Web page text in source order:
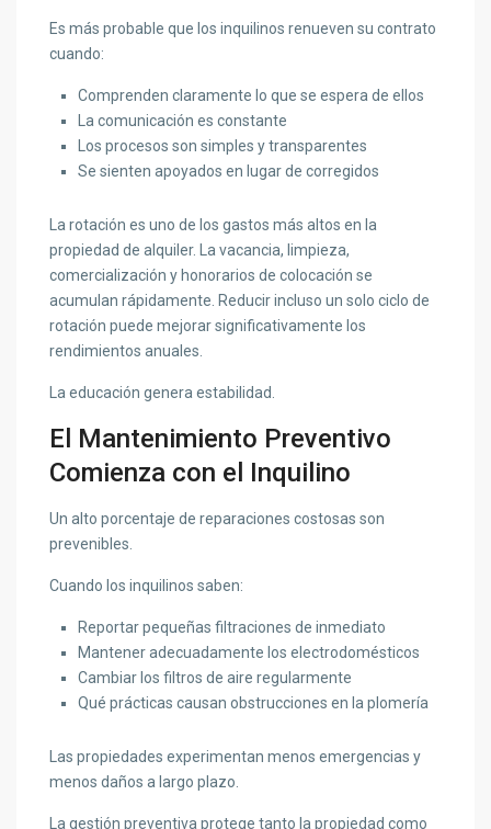
Es más probable que los inquilinos renueven su contrato
cuando:
Comprenden claramente lo que se espera de ellos
La comunicación es constante
Los procesos son simples y transparentes
Se sienten apoyados en lugar de corregidos
La rotación es uno de los gastos más altos en la
propiedad de alquiler. La vacancia, limpieza,
comercialización y honorarios de colocación se
acumulan rápidamente. Reducir incluso un solo ciclo de
rotación puede mejorar significativamente los
rendimientos anuales.
La educación genera estabilidad.
El Mantenimiento Preventivo
Comienza con el Inquilino
Un alto porcentaje de reparaciones costosas son
prevenibles.
Cuando los inquilinos saben:
Reportar pequeñas filtraciones de inmediato
Mantener adecuadamente los electrodomésticos
Cambiar los filtros de aire regularmente
Qué prácticas causan obstrucciones en la plomería
Las propiedades experimentan menos emergencias y
menos daños a largo plazo.
La gestión preventiva protege tanto la propiedad como